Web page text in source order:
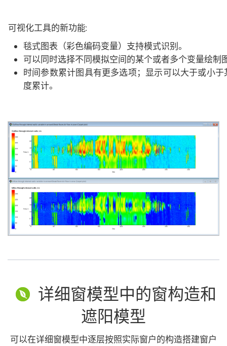
可视化工具的新功能:
毯式图表（彩色编码变量）支持模式识别。
可以同时选择不同模拟空间的某个或者多个变量绘制
时间参数累计图具有更多选项；显示可以大于或小
度累计。
详细窗模型中的窗构造和
遮阳模型
可以在详细窗模型中逐层按照实际窗户的构造搭建窗户